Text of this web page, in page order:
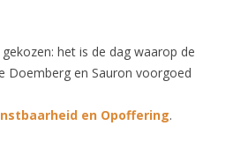
het is de dag waarop de
Doemberg en Sauron voorgoed
en Opoffering.